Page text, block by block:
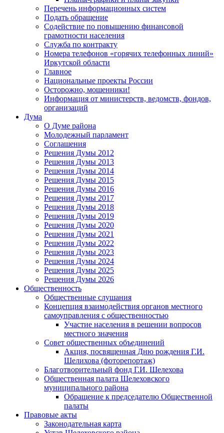
Перечень информационных систем
Подать обращение
Содействие по повышению финансовой
грамотности населения
Служба по контракту
Номера телефонов «горячих телефонных линий»
Иркутской области
Главное
Национальные проекты России
Осторожно, мошенники!
Информация от министерств, ведомств, фондов,
организаций
Дума
О Думе района
Молодежный парламент
Соглашения
Решения Думы 2012
Решения Думы 2013
Решения Думы 2014
Решения Думы 2015
Решения Думы 2016
Решения Думы 2017
Решения Думы 2018
Решения Думы 2019
Решения Думы 2020
Решения Думы 2021
Решения Думы 2022
Решения Думы 2023
Решения Думы 2024
Решения Думы 2025
Решения Думы 2026
Общественность
Общественные слушания
Концепция взаимодействия органов местного
самоуправления с общественностью
Участие населения в решении вопросов
местного значения
Совет общественных объединений
Акция, посвященная Дню рождения Г.И.
Шелихова (фоторепортаж)
Благотворительный фонд Г.И. Шелехова
Общественная палата Шелеховского
муниципального района
Обращение к председателю Общественной
палаты
Правовые акты
Законодательная карта